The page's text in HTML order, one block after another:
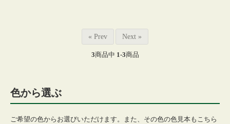
« Prev Next »
3商品中 1-3商品
色から選ぶ
ご希望の色からお選びいただけます。また、その色の色見本もこちら